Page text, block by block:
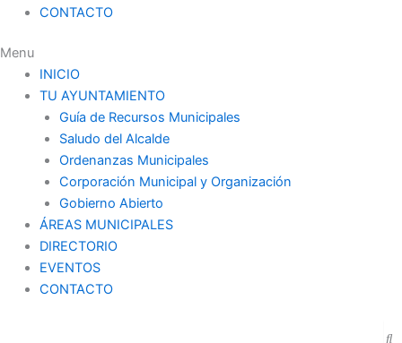
CONTACTO
Menu
INICIO
TU AYUNTAMIENTO
Guía de Recursos Municipales
Saludo del Alcalde
Ordenanzas Municipales
Corporación Municipal y Organización
Gobierno Abierto
ÁREAS MUNICIPALES
DIRECTORIO
EVENTOS
CONTACTO